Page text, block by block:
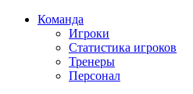
Команда
Игроки
Статистика игроков
Тренеры
Персонал